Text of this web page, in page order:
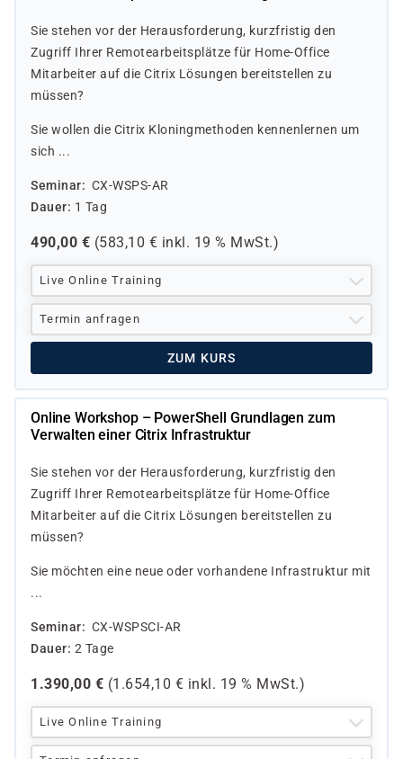
Sie stehen vor der Herausforderung, kurzfristig den
Zugriff Ihrer Remotearbeitsplätze für Home-Office
Mitarbeiter auf die Citrix Lösungen bereitstellen zu
müssen?
Sie wollen die Citrix Kloningmethoden kennenlernen um
sich ...
Seminar
CX-WSPS-AR
Dauer
1 Tag
490,00 € (583,10 € inkl. 19 % MwSt.)
Live Online Training
Termin anfragen
ZUM KURS
Online Workshop – PowerShell Grundlagen zum
Verwalten einer Citrix Infrastruktur
Sie stehen vor der Herausforderung, kurzfristig den
Zugriff Ihrer Remotearbeitsplätze für Home-Office
Mitarbeiter auf die Citrix Lösungen bereitstellen zu
müssen?
Sie möchten eine neue oder vorhandene Infrastruktur mit
...
Seminar
CX-WSPSCI-AR
Dauer 2 Tage
1.390,00 € (1.654,10 € inkl. 19 % MwSt.)
Live Online Training